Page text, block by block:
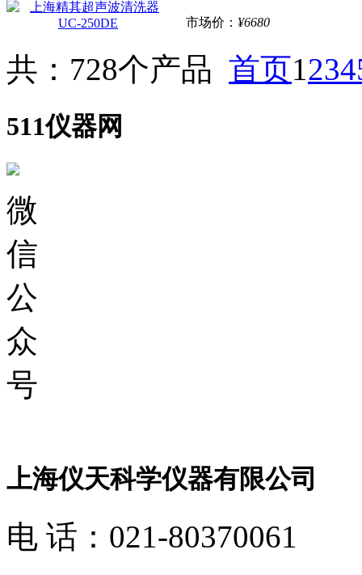
市场价： ¥6680
共：728个产品 首页1234
511仪器网
微
信
公
众
号
上海仪天科学仪器有限公司
电 话：021-80370061